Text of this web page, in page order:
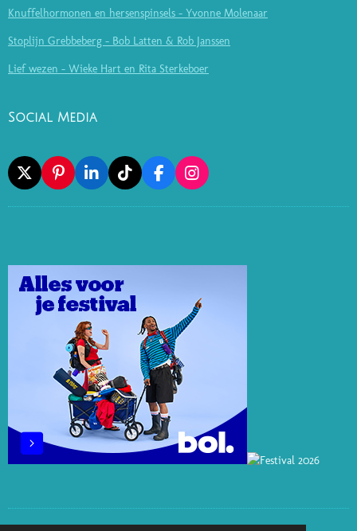
Knuffelhormonen en hersenspinsels - Yvonne Molenaar
Stoplijn Grebbeberg - Bob Latten & Rob Janssen
Lief wezen - Wieke Hart en Rita Sterkeboer
Social Media
X
P
I
N
E
S
T
L
I
N
I
N
T
I
K
F
A
C
O
I
N
S
R
M